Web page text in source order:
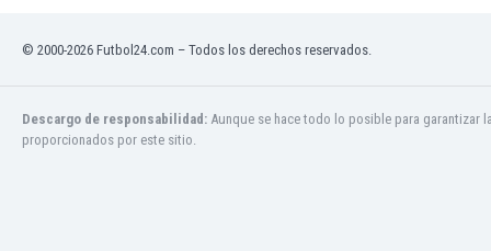
© 2000-2026 Futbol24.com – Todos los derechos reservados.
Descargo de responsabilidad: Aunque se hace todo lo posible para
proporcionados por este sitio.